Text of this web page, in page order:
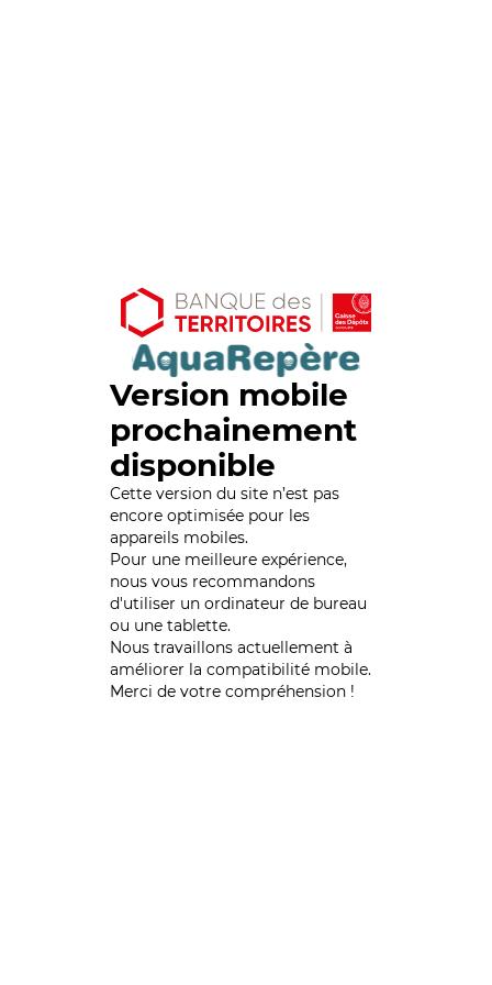
Version mobile
prochainement
disponible
Cette version du site n’est pas
encore optimisée pour les
appareils mobiles.
Pour une meilleure expérience,
nous vous recommandons
d'utiliser un ordinateur de bureau
ou une tablette.
Nous travaillons actuellement à
améliorer la compatibilité mobile.
Merci de votre compréhension !